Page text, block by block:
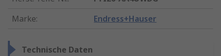
Marke: Endress+Hauser
Technische Daten